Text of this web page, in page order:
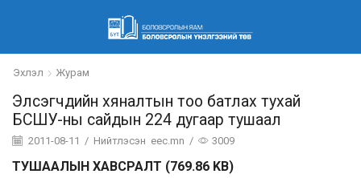
Эхлэл Журам
Элсэгчдийн хяналтын тоо батлах тухай
БСШУ-ны сайдын 224 дугаар тушаал
2011-08-11 / Нийтлэсэн eec.mn / 3009
ТУШААЛЫН ХАВСРАЛТ (769.86 KB)